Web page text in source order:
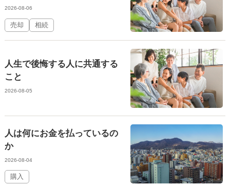
2026-08-06
売却 相続
人生で後悔する人に共通する
こと
2026-08-05
人は何にお金を払っているの
か
2026-08-04
購入